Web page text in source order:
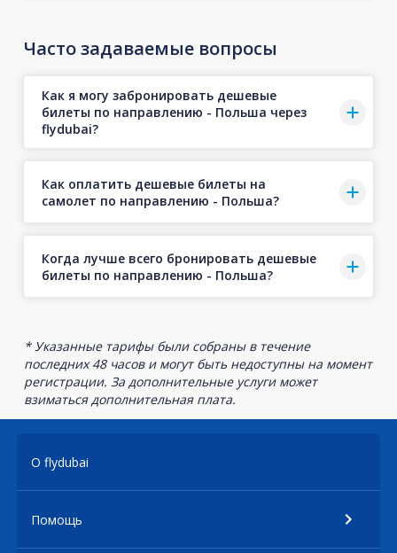
Часто задаваемые вопросы
Как я могу забронировать дешевые
билеты по направлению - Польша через
flydubai?
Как оплатить дешевые билеты на
самолет по направлению - Польша?
Когда лучше всего бронировать дешевые
билеты по направлению - Польша?
* Указанные тарифы были собраны в течение
последних 48 часов и могут быть недоступны на момент
регистрации. За дополнительные услуги может
взиматься дополнительная плата.
О flydubai
Помощь